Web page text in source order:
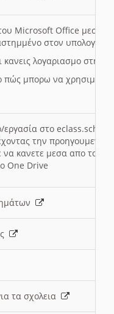
Microsoft Office μεσω
στον
κανεις λογαριασμο στη
πώς μπορω να
στο eclass.sch.gr
την
να κανετε μεσα απο το
One Drive
τα σχολεια